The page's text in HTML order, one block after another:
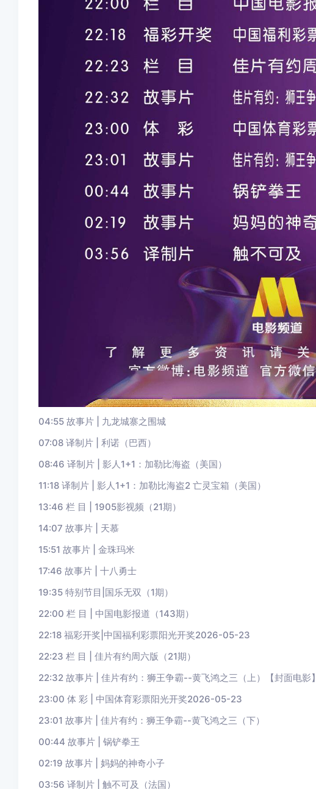
04:55 故事片 | 九龙城寨之围城
07:08 译制片 | 利诺（巴西）
08:46 译制片 | 影人1+1：加勒比海盗（美国）
11:18 译制片 | 影人1+1：加勒比海盗2 亡灵宝箱（美国）
13:46 栏 目 | 1905影视频（21期）
14:07 故事片 | 天慕
15:51 故事片 | 金珠玛米
17:46 故事片 | 十八勇士
19:35 特别节目|国乐无双（1期）
22:00 栏 目 | 中国电影报道（143期）
22:18 福彩开奖|中国福利彩票阳光开奖2026-05-23
22:23 栏 目 | 佳片有约周六版（21期）
22:32 故事片 | 佳片有约：狮王争霸--黄飞鸿之三（上）【封面电影】
23:00 体 彩 | 中国体育彩票阳光开奖2026-05-23
23:01 故事片 | 佳片有约：狮王争霸--黄飞鸿之三（下）
00:44 故事片 | 锅铲拳王
02:19 故事片 | 妈妈的神奇小子
03:56 译制片 | 触不可及（法国）